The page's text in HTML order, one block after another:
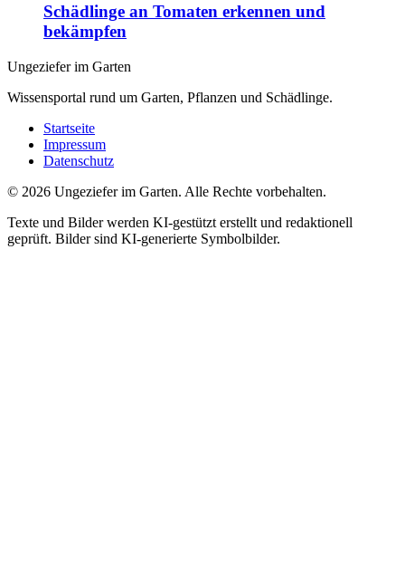
Schädlinge an Tomaten erkennen und
bekämpfen
Ungeziefer im Garten
Wissensportal rund um Garten, Pflanzen und Schädlinge.
Startseite
Impressum
Datenschutz
© 2026 Ungeziefer im Garten. Alle Rechte vorbehalten.
Texte und Bilder werden KI-gestützt erstellt und redaktionell
geprüft. Bilder sind KI-generierte Symbolbilder.